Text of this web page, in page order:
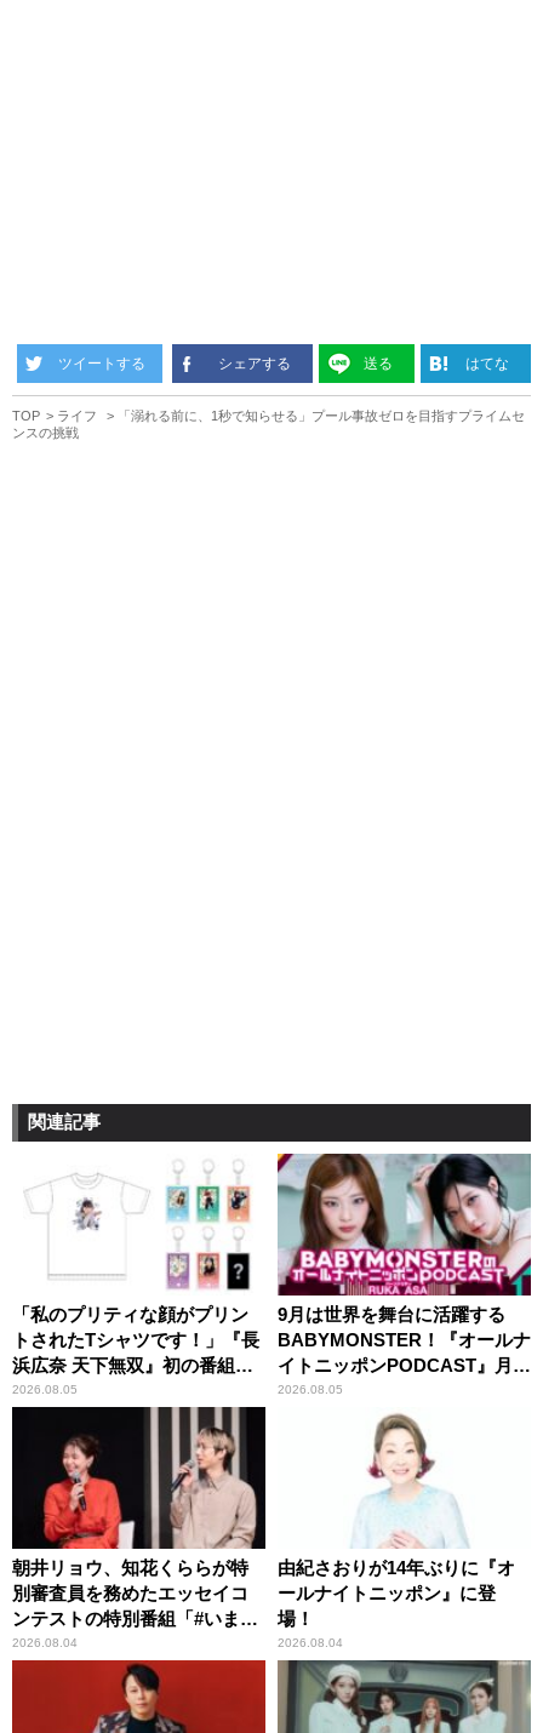
ツイートする シェアする 送る はてな
TOP ライフ
「溺れる前に、1秒で知らせる」プール事故ゼロを目指すプライムセ
ンスの挑戦
関連記事
「私のプリティな顔がプリン
トされたTシャツです！」『長
浜広奈 天下無双』初の番組グ
ッズ発売
2026.08.05
9月は世界を舞台に活躍する
BABYMONSTER！『オールナ
イトニッポンPODCAST』月替
わりパーソナリティ
2026.08.05
朝井リョウ、知花くららが特
別審査員を務めたエッセイコ
ンテストの特別番組「#いまあ
なたに伝えたいこと」
2026.08.04
由紀さおりが14年ぶりに『オ
ールナイトニッポン』に登
場！
2026.08.04